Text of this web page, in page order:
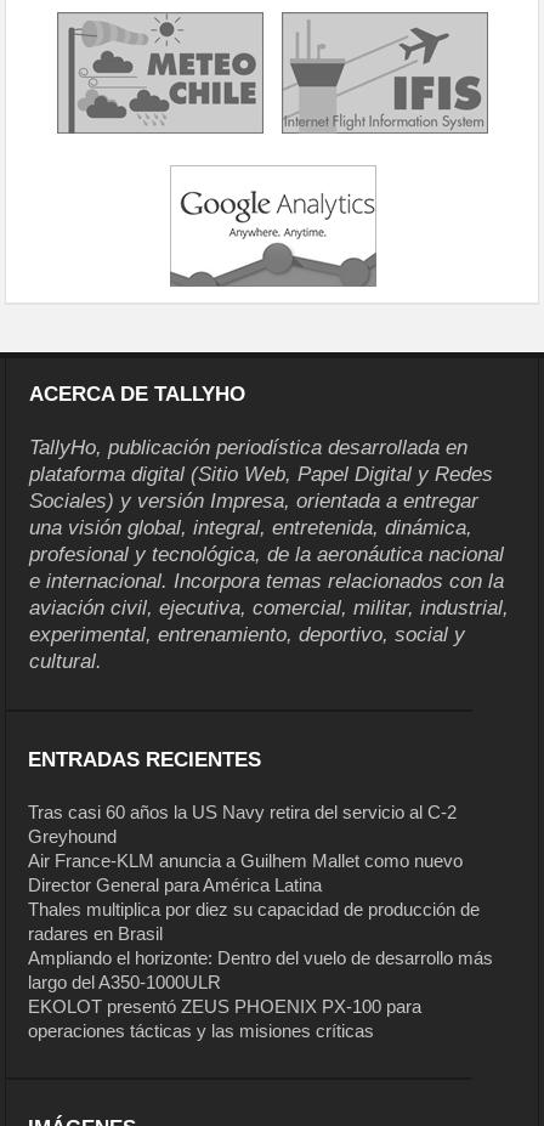
ACERCA DE TALLYHO
TallyHo, publicación periodística desarrollada en
plataforma digital (Sitio Web, Papel Digital y Redes
Sociales) y versión Impresa, orientada a entregar
una visión global, integral, entretenida, dinámica,
profesional y tecnológica, de la aeronáutica nacional
e internacional. Incorpora temas relacionados con la
aviación civil, ejecutiva, comercial, militar, industrial,
experimental, entrenamiento, deportivo, social y
cultural.
ENTRADAS RECIENTES
Tras casi 60 años la US Navy retira del servicio al C-2
Greyhound
Air France-KLM anuncia a Guilhem Mallet como nuevo
Director General para América Latina
Thales multiplica por diez su capacidad de producción de
radares en Brasil
Ampliando el horizonte: Dentro del vuelo de desarrollo más
largo del A350-1000ULR
EKOLOT presentó ZEUS PHOENIX PX-100 para
operaciones tácticas y las misiones críticas